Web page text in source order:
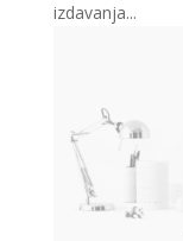
izdavanja...